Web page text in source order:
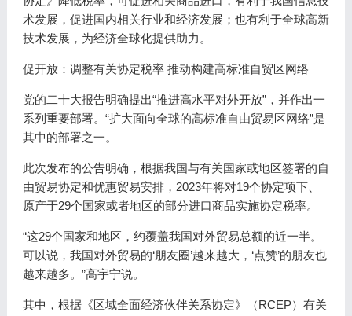
术发展，促进国内相关行业和经济发展；也有利于全球高新
技术发展，为经济全球化提供助力。
促开放：调整有关协定税率 推动构建高标准自贸区网络
党的二十大报告明确提出“推进高水平对外开放”，并作出一
系列重要部署。“扩大面向全球的高标准自由贸易区网络”是
其中的部署之一。
此次发布的公告明确，根据我国与有关国家或地区签署的自
由贸易协定和优惠贸易安排，2023年将对19个协定项下、
原产于29个国家或者地区的部分进口商品实施协定税率。
“这29个国家和地区，约覆盖我国对外贸易总额的近一半。
可以说，我国对外贸易的‘朋友圈’越来越大，‘点赞’的朋友也
越来越多。”高宇宁说。
其中，根据《区域全面经济伙伴关系协定》（RCEP）有关